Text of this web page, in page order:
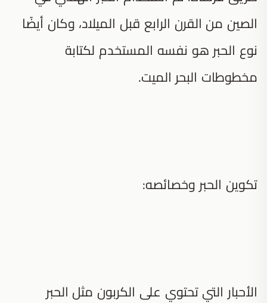
الصين من القرن الرابع قبل الميلاد، وكان أيضًا
نوع الحبر هو نفسه المستخدم لكتابة
مخطوطات البحر الميت.
تكوين الحبر وخصائصه:
الأحبار التي تحتوي على الكربون مثل الحبر